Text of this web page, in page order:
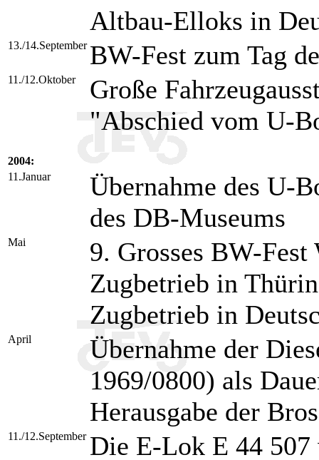
Altbau-Elloks in
13./14.September BW-Fest zum Tag
11./12.Oktober
Große
"Abschied vom U-
2004:
11.Januar
Übernahme des U-
des DB-Museums
Mai
9. Grosses BW-
Zugbetrieb in
Zugbetrieb in
April
Übernahme der
1969/0800) als
Herausgabe der
11./12.September Die E-Lok E 44